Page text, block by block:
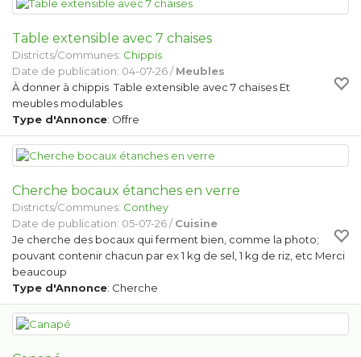
Table extensible avec 7 chaises
Districts/Communes: Chippis
Date de publication: 04-07-26 /Meubles
À donner à chippis Table extensible avec 7 chaises Et
meubles modulables
Type d'Annonce: Offre
Cherche bocaux étanches en verre
Districts/Communes: Conthey
Date de publication: 05-07-26 /Cuisine
Je cherche des bocaux qui ferment bien, comme la photo;
pouvant contenir chacun par ex 1 kg de sel, 1 kg de riz, etc Merci
beaucoup
Type d'Annonce: Cherche